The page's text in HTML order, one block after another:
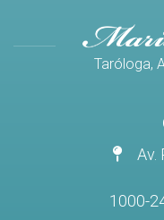
Taróloga,
Av.
1000-